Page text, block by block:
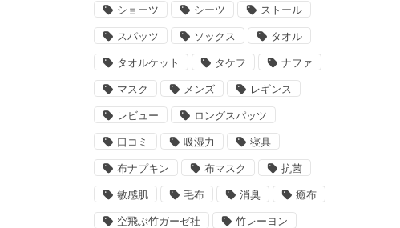
ショーツ シーツ ストール
スパッツ ソックス タオル
タオルケット タケフ ナファ
マスク メンズ レギンス
レビュー ロングスパッツ
口コミ 吸湿力 寝具
布ナプキン 布マスク 抗菌
敏感肌 毛布 消臭 癒布
空飛ぶ竹ガーゼ社 竹レーヨン